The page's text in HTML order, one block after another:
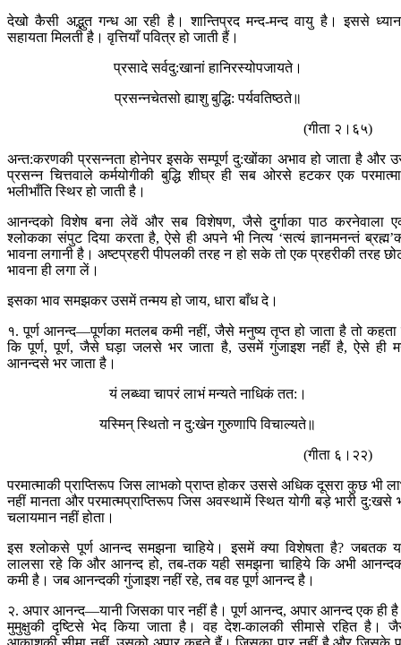
देखो कैसी अद्भुत गन्ध आ रही है। शान्तिप्रद मन्द-मन्द वायु है। इससे
सहायता मिलती है। वृत्तियाँ पवित्र हो जाती हैं।
प्रसादे सर्वदु:खानां हानिरस्योपजायते।
प्रसन्नचेतसो ह्याशु बुद्धि: पर्यवतिष्ठते॥
(गीता २।६५)
अन्त:करणकी प्रसन्नता होनेपर इसके सम्पूर्ण दु:खोंका अभाव हो जाता है और
प्रसन्न चित्तवाले कर्मयोगीकी बुद्धि शीघ्र ही सब ओरसे हटकर एक
भलीभाँति स्थिर हो जाती है।
आनन्दको विशेष बना लेवें और सब विशेषण, जैसे दुर्गाका पाठ करनेवाला
श्लोकका संपुट दिया करता है, ऐसे ही अपने भी नित्य ‘सत्यं ज्ञानमनन्तं
भावना लगानी है। अष्टप्रहरी पीपलकी तरह न हो सके तो एक प्रहरीकी तरह
भावना ही लगा लें।
इसका भाव समझकर उसमें तन्मय हो जाय, धारा बाँध दे।
१. पूर्ण आनन्द—पूर्णका मतलब कमी नहीं, जैसे मनुष्य तृप्त हो जाता है तो कहता
कि पूर्ण, पूर्ण, जैसे घड़ा जलसे भर जाता है, उसमें गुंजाइश नहीं है, ऐसे ही
आनन्दसे भर जाता है।
यं लब्ध्वा चापरं लाभं मन्यते नाधिकं तत:।
यस्मिन् स्थितो न दु:खेन गुरुणापि विचाल्यते॥
(गीता ६।२२)
परमात्माकी प्राप्तिरूप जिस लाभको प्राप्त होकर उससे अधिक दूसरा कुछ भी
नहीं मानता और परमात्मप्राप्तिरूप जिस अवस्थामें स्थित योगी बड़े भारी दु:खसे
चलायमान नहीं होता।
इस श्लोकसे पूर्ण आनन्द समझना चाहिये। इसमें क्या विशेषता है? जबतक
लालसा रहे कि और आनन्द हो, तब-तक यही समझना चाहिये कि अभी
कमी है। जब आनन्दकी गुंजाइश नहीं रहे, तब वह पूर्ण आनन्द है।
२. अपार आनन्द—यानी जिसका पार नहीं है। पूर्ण आनन्द, अपार आनन्द एक ही
मुमुक्षुकी दृष्टिसे भेद किया जाता है। वह देश-कालकी सीमासे रहित है।